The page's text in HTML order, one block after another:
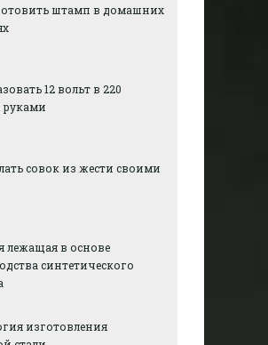
штамп в домашних
12 вольт в 220
совок из жести своими
лежащая в основе
синтетического
изготовления